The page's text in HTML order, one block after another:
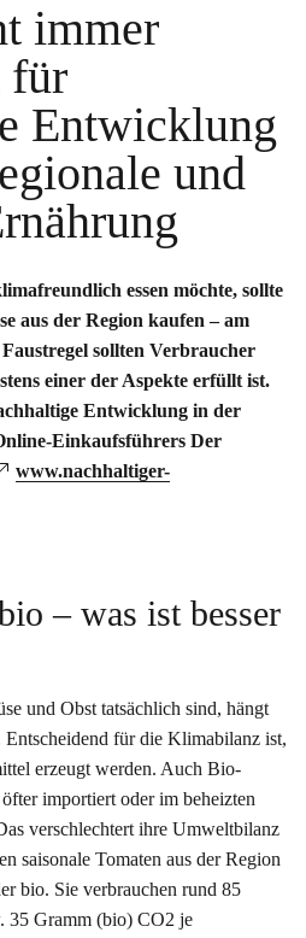
immer
für
Entwicklung
und
essen möchte, sollte
aus der Region kaufen – am
sollten Verbraucher
einer der Aspekte erfüllt ist.
Entwicklung in der
Einkaufsführers Der
www.nachhaltiger-
– was ist besser
und Obst tatsächlich sind, hängt
für die Klimabilanz ist,
erzeugt werden. Auch Bio-
importiert oder im beheizten
verschlechtert ihre Umweltbilanz
saisonale Tomaten aus der Region
bio. Sie verbrauchen rund 85
35 Gramm (bio) CO2 je